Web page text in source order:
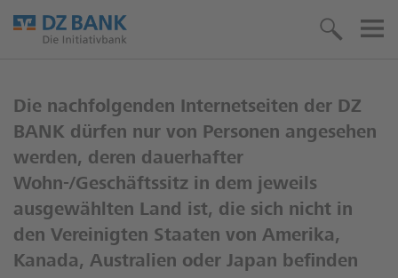
Die nachfolgenden Internetseiten der DZ
BANK dürfen nur von Personen angesehen
werden, deren dauerhafter
Wohn-/Geschäftssitz in dem jeweils
ausgewählten Land ist, die sich nicht in
den Vereinigten Staaten von Amerika,
Kanada, Australien oder Japan befinden